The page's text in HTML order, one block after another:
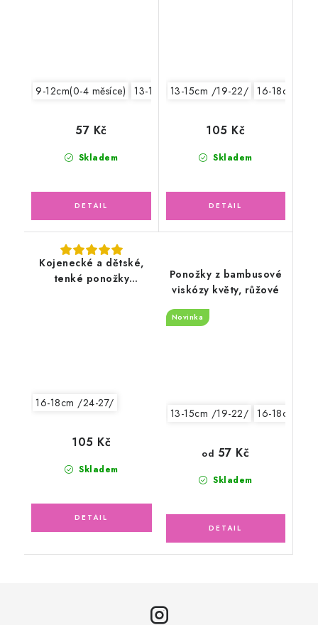
9-12cm(0-4 měsíce) 13-15cm /19-22/
Skladem
57 Kč
13-15cm /19-22/ 16-18cm /
Skladem
105 Kč
Kojenecké a dětské,
tenké ponožky
16-18cm /24-27/
Skladem
105 Kč
Ponožky z bambusové
viskózy květy, růžové
Novinka
13-15cm /19-22/ 16-18cm /
Skladem
od 57 Kč